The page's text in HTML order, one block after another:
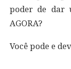
poder de dar
AGORA?
Você pode e